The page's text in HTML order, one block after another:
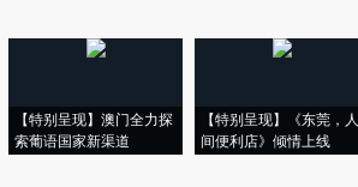
【特别呈现】澳门全力探
索葡语国家新渠道
【特别呈现】《东莞，人
间便利店》倾情上线